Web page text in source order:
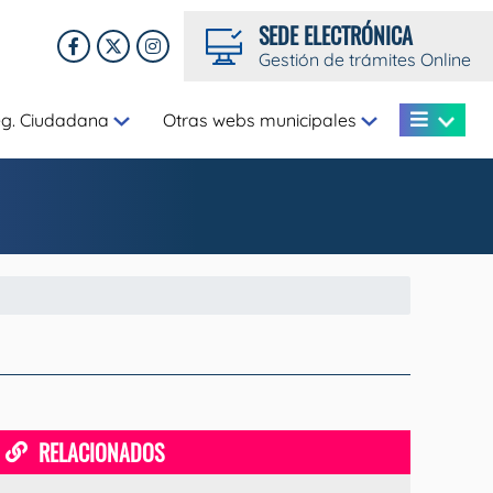
SEDE ELECTRÓNICA
Gestión de trámites Online
Ciudadana Otras webs municipales
RELACIONADOS